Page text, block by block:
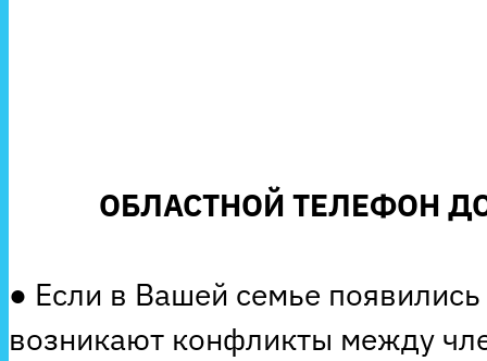
ОБЛАСТНОЙ ТЕЛЕФОН
● Если в Вашей семье
возникают конфликты между